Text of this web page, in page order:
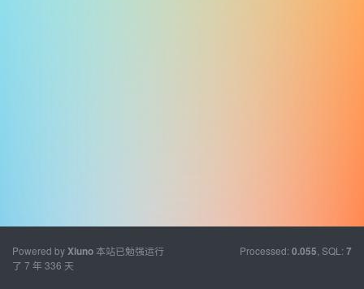
Powered byXiuno本站已勉强运行
了 7 年 336 天
Processed: 0.055 , SQL: 7